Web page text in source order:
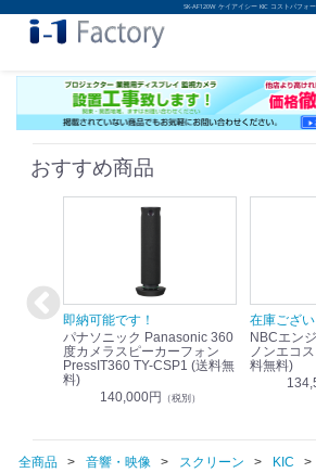
SK-AF120W ケイアイシー KIC コストパフォ
おすすめ商品
即納可能です！
パナソニック Panasonic 360
度カメラスピーカーフォン
PressIT360 TY-CSP1 (送料無
料)
140,000円 （税別）
在庫ござい
NBCエン
ノンエコ
料無料)
全商品 音響・映像 スクリーン KIC